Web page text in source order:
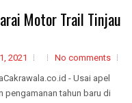
Motor Trail Tinjau
2021
No comments
- Usai apel
pengamanan tahun baru di